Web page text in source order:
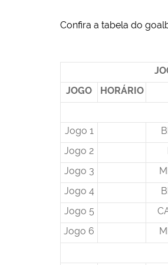
Confira a tabela do
JOGO
HORÁRIO
Jogo 1
Jogo 2
Jogo 3
Jogo 4
Jogo 5
Jogo 6